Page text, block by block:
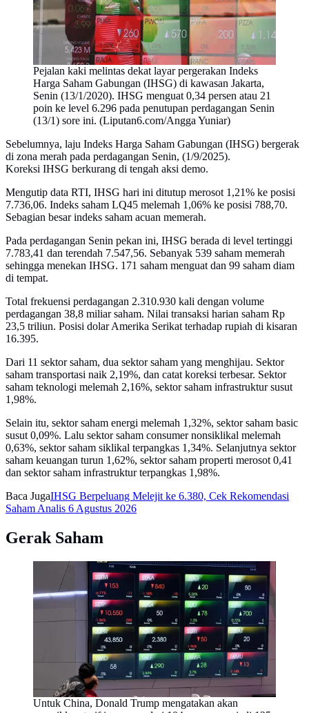
Pejalan kaki melintas dekat layar pergerakan Indeks
Harga Saham Gabungan (IHSG) di kawasan Jakarta,
Senin (13/1/2020). IHSG menguat 0,34 persen atau 21
poin ke level 6.296 pada penutupan perdagangan Senin
(13/1) sore ini. (Liputan6.com/Angga Yuniar)
Sebelumnya, laju Indeks Harga Saham Gabungan (IHSG) bergerak
di zona merah pada perdagangan Senin, (1/9/2025).
Koreksi IHSG berkurang di tengah aksi demo.
Mengutip data RTI, IHSG hari ini ditutup merosot 1,21% ke posisi
7.736,06. Indeks saham LQ45 melemah 1,06% ke posisi 788,70.
Sebagian besar indeks saham acuan memerah.
Pada perdagangan Senin pekan ini, IHSG berada di level tertinggi
7.783,41 dan terendah 7.547,56. Sebanyak 539 saham memerah
sehingga menekan IHSG. 171 saham menguat dan 99 saham diam
di tempat.
Total frekuensi perdagangan 2.310.930 kali dengan volume
perdagangan 38,8 miliar saham. Nilai transaksi harian saham Rp
23,5 triliun. Posisi dolar Amerika Serikat terhadap rupiah di kisaran
16.395.
Dari 11 sektor saham, dua sektor saham yang menghijau. Sektor
saham transportasi naik 2,19%, dan catat koreksi terbesar. Sektor
saham teknologi melemah 2,16%, sektor saham infrastruktur susut
1,98%.
Selain itu, sektor saham energi melemah 1,32%, sektor saham basic
susut 0,09%. Lalu sektor saham consumer nonsiklikal melemah
0,63%, sektor saham siklikal terpangkas 1,34%. Selanjutnya sektor
saham keuangan turun 1,62%, sektor saham properti merosot 0,41
dan sektor saham infrastruktur terpangkas 1,98%.
Baca JugaIHSG Berpeluang Melejit ke 6.380, Cek Rekomendasi
Saham Analis 6 Agustus 2026
Gerak Saham
Untuk China, Donald Trump mengatakan akan